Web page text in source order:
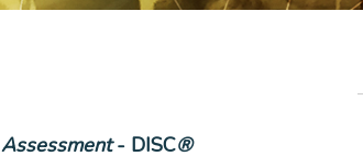
Assessment- DISC®